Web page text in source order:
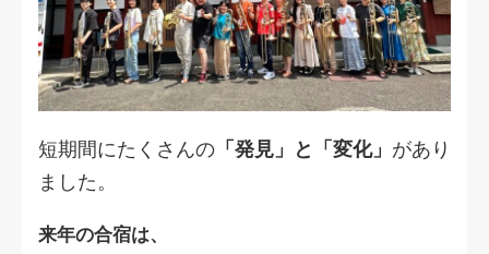
短期間にたくさんの 「発見」と「変化」 があり
ました。
来年の合宿は、